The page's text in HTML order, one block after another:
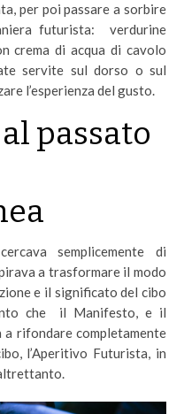
per poi passare a sorbire
futurista: verdurine
crema di acqua di cavolo
servite sul dorso o sul
l’esperienza del gusto.
passato
semplicemente di
a trasformare il modo
e il significato del cibo
che il Manifesto, e il
a rifondare completamente
l’Aperitivo Futurista, in